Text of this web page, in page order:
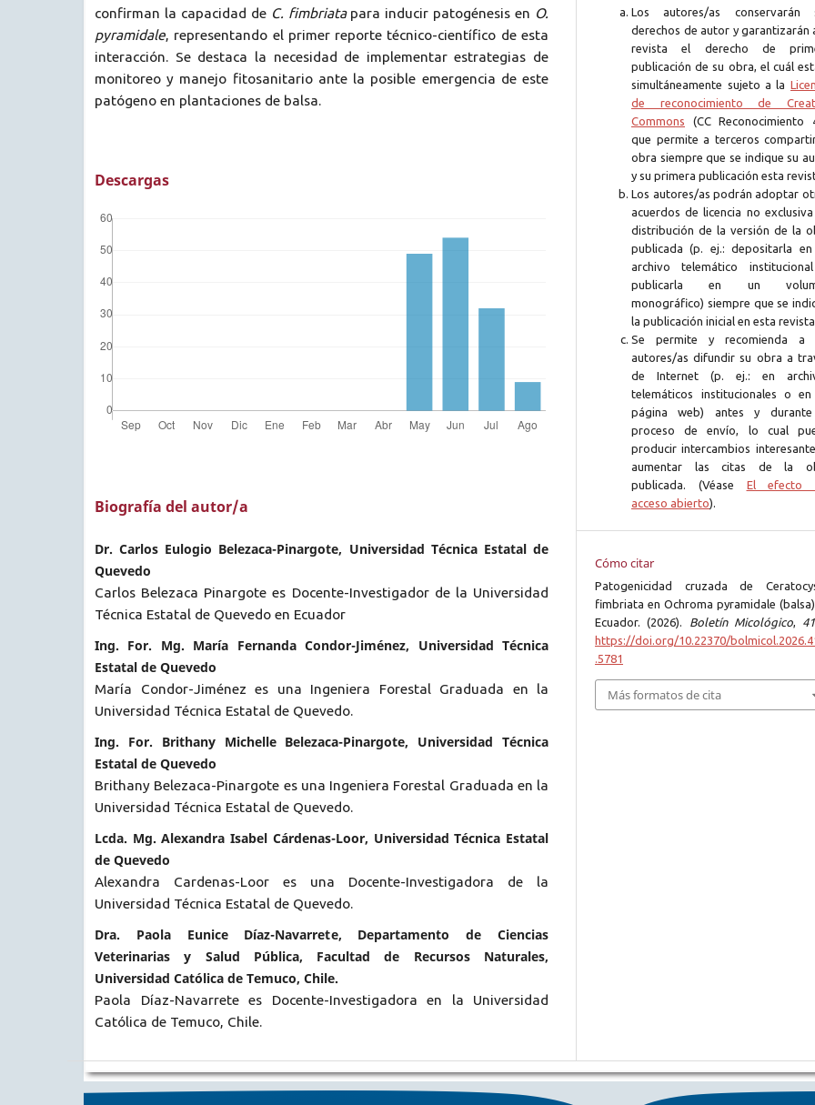
confirman la capacidad de C. fimbriatapara inducir patogénesis en O.
pyramidale, representando el primer reporte técnico-científico de esta
interacción. Se destaca la necesidad de implementar estrategias de
monitoreo y manejo fitosanitario ante la posible emergencia de este
patógeno en plantaciones de balsa.
Descargas
Biografía del autor/a
Dr. Carlos Eulogio Belezaca-Pinargote, Universidad Técnica Estatal de
Quevedo
Carlos Belezaca Pinargote es Docente-Investigador de la Universidad
Técnica Estatal de Quevedo en Ecuador
Ing. For. Mg. María Fernanda Condor-Jiménez, Universidad Técnica
Estatal de Quevedo
María Condor-Jiménez es una Ingeniera Forestal Graduada en la
Universidad Técnica Estatal de Quevedo.
Ing. For. Brithany Michelle Belezaca-Pinargote, Universidad Técnica
Estatal de Quevedo
Brithany Belezaca-Pinargote es una Ingeniera Forestal Graduada en la
Universidad Técnica Estatal de Quevedo.
Lcda. Mg. Alexandra Isabel Cárdenas-Loor, Universidad Técnica Estatal
de Quevedo
Alexandra Cardenas-Loor es una Docente-Investigadora de la
Universidad Técnica Estatal de Quevedo.
Dra. Paola Eunice Díaz-Navarrete, Departamento de Ciencias
Veterinarias y Salud Pública, Facultad de Recursos Naturales,
Universidad Católica de Temuco, Chile.
Paola Díaz-Navarrete es Docente-Investigadora en la Universidad
Católica de Temuco, Chile.
Los autores/as conservarán
derechos de autor y garantizarán
revista el derecho de
publicación de su obra, el cuál
simultáneamente sujeto a la
de reconocimiento de
Commons (CC Reconocimiento
que permite a terceros
obra siempre que se indique su
y su primera publicación esta
Los autores/as podrán adoptar
acuerdos de licencia no
distribución de la versión de la
publicada (p. ej.: depositarla
archivo telemático
publicarla en un
monográfico) siempre que se
la publicación inicial en esta
Se permite y recomienda a
autores/as difundir su obra a
de Internet (p. ej.: en
telemáticos institucionales o
página web) antes y
proceso de envío, lo cual
producir intercambios
aumentar las citas de la
publicada. (Véase El efecto
acceso abierto).
Cómo citar
Patogenicidad cruzada de
fimbriata en Ochroma pyramidale
Ecuador. (2026).
Boletín Micológico, 41
https://doi.org/10.22370/
.5781
Más formatos de cita